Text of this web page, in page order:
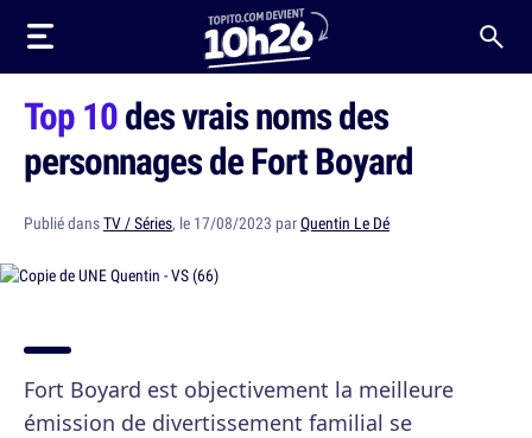
Top 10des vrais noms des
personnages de Fort Boyard
Publié dansTV / Séries, le 17/08/2023 parQuentin Le Dé
Fort Boyard est objectivement la meilleure
émission de divertissement familial se